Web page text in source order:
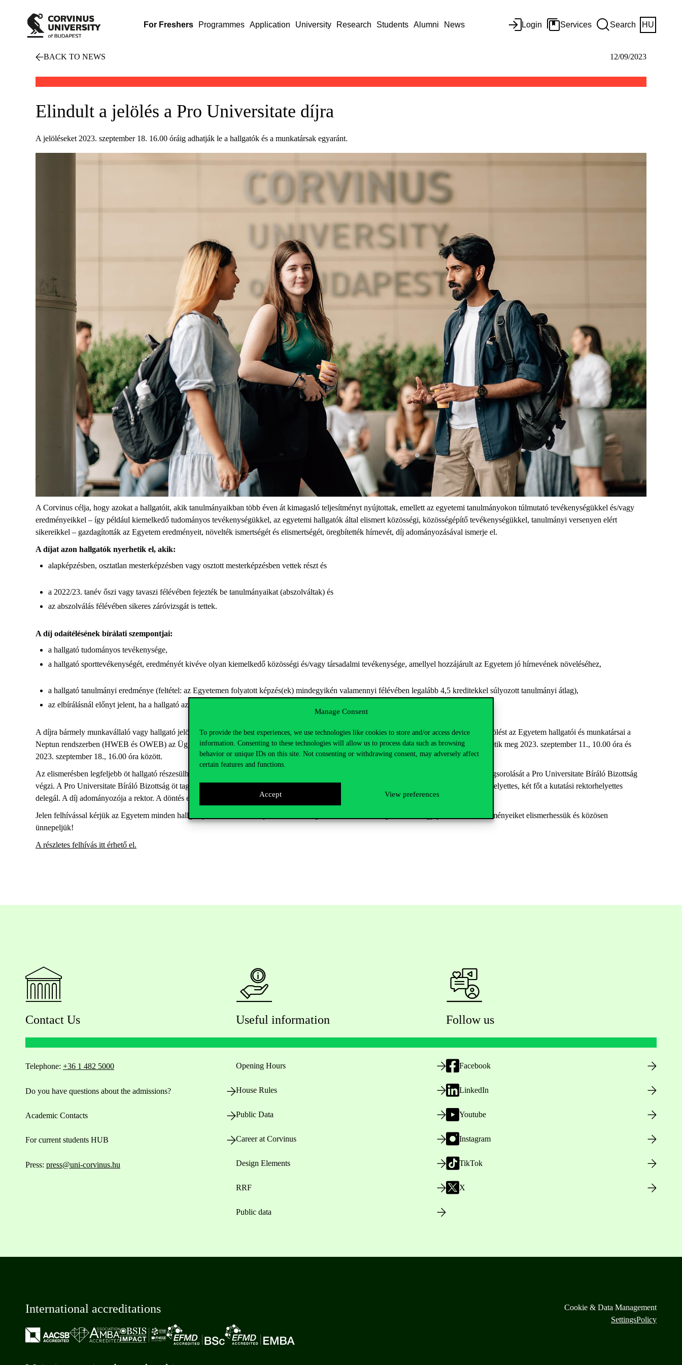
Manage Consent
To provide the best experiences, we use technologies like cookies to store and/or access device
information. Consenting to these technologies will allow us to process data such as browsing
behavior or unique IDs on this site. Not consenting or withdrawing consent, may adversely affect
certain features and functions.
Accept View preferences
For Freshers Programmes Application University Research Students Alumni News Login Services Search HU
BACK TO NEWS 12/09/2023
Elindult a jelölés a Pro Universitate díjra
A jelöléseket 2023. szeptember 18. 16.00 óráig adhatják le a hallgatók és a munkatársak egyaránt.
A Corvinus célja, hogy azokat a hallgatóit, akik tanulmányaikban több éven át kimagasló teljesítményt nyújtottak, emellett az egyetemi tanulmányokon túlmutató tevékenységükkel és/vagy
eredményeikkel – így például kiemelkedő tudományos tevékenységükkel, az egyetemi hallgatók által elismert közösségi, közösségépítő tevékenységükkel, tanulmányi versenyen elért
sikereikkel – gazdagították az Egyetem eredményeit, növelték ismertségét és elismertségét, öregbítették hírnevét, díj adományozásával ismerje el.
A díjat azon hallgatók nyerhetik el, akik:
alapképzésben, osztatlan mesterképzésben vagy osztott mesterképzésben vettek részt és
a 2022/23. tanév őszi vagy tavaszi félévében fejezték be tanulmányaikat (abszolváltak) és
az abszolválás félévében sikeres záróvizsgát is tettek.
A díj odaítélésének bírálati szempontjai:
a hallgató tudományos tevékenysége,
a hallgató sporttevékenységét, eredményét kivéve olyan kiemelkedő közösségi és/vagy társadalmi tevékenysége, amellyel hozzájárult az Egyetem jó hírnevének növeléséhez,
a hallgató tanulmányi eredménye (feltétel: az Egyetemen folyatott képzés(ek) mindegyikén valamennyi félévében legalább 4,5 kreditekkel súlyozott tanulmányi átlag),
az elbírálásnál előnyt jelent, ha a hallgató az alap- és mesterképzést is az Egyetemen végezte.
A díjra bármely munkavállaló vagy hallgató jelölhet általa alkalmasnak tartott és a jelölés feltételeinek megfelelő végzős hallgatót. A díjazotti jelölést az Egyetem hallgatói és munkatársai a
Neptun rendszerben (HWEB és OWEB) az Ügyintézés/Kérvények menüpontban a „Pro Universitate díj jelölés 2022/23 tanév” kérvényen tehetik meg 2023. szeptember 11., 10.00 óra és
2023. szeptember 18., 16.00 óra között.
Az elismerésben legfeljebb öt hallgató részesülhet. A díj egyösszegű pénzbeli juttatás, összege bruttó 300.000.-Ft/fő pénzdíj. A díjra jelöltek rangsorolását a Pro Universitate Bíráló Bizottság
végzi. A Pro Universitate Bíráló Bizottság öt tagból áll. A Bizottság tagja és egyben elnöke az oktatási rektorhelyettes, két főt az oktatási rektorhelyettes, két főt a kutatási rektorhelyettes
delegál. A díj adományozója a rektor. A döntés ellen nincs helye jogorvoslatnak.
Jelen felhívással kérjük az Egyetem minden hallgatóját és munkatársát, jelölésével támogassa kiemelkedő hallgatóinkat, hogy példamutató eredményeiket elismerhessük és közösen
ünnepeljük!
A részletes felhívás itt érhető el.
Contact Us
Telephone: +36 1 482 5000
Do you have questions about the admissions?
Academic Contacts
For current students HUB
Press: press@uni-corvinus.hu
Useful information
Opening Hours
House Rules
Public Data
Career at Corvinus
Design Elements
RRF
Public data
Follow us
Facebook
LinkedIn
Youtube
Instagram
TikTok
X
International accreditations
Cookie & Data Management
SettingsPolicy